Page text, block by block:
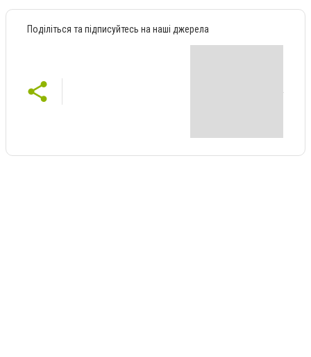
Поділіться та підписуйтесь на наші джерела